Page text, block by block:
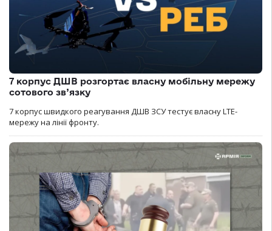
7 корпус ДШВ розгортає власну мобільну мережу
сотового зв’язку
7 корпус швидкого реагування ДШВ ЗСУ тестує власну LTE-
мережу на лінії фронту.